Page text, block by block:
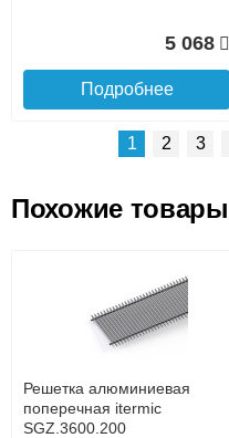
5 068
Подробнее
поперечная itermic
SGL.800.400 цвета
1 2 3
Похожие товары
Решетка алюминиевая
поперечная itermic
SGZ.3600.200